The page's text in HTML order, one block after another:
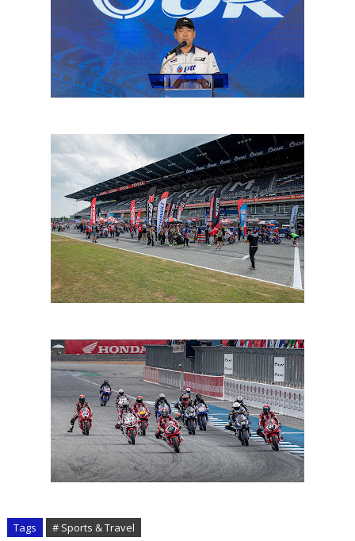
Tags # Sports & Travel